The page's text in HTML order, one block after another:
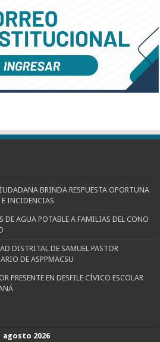
BRINDA RESPUESTA OPORTUNA
E INCIDENCIAS
AGUA POTABLE A FAMILIAS DEL CONO
DISTRITAL DE SAMUEL PASTOR
DE ASPPMACSU
PRESENTE EN DESFILE CÍVICO ESCOLAR
agosto 2026